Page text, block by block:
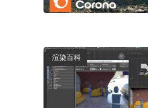
渲染百科